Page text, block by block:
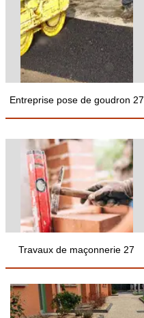
Entreprise pose de goudron 27
Travaux de maçonnerie 27